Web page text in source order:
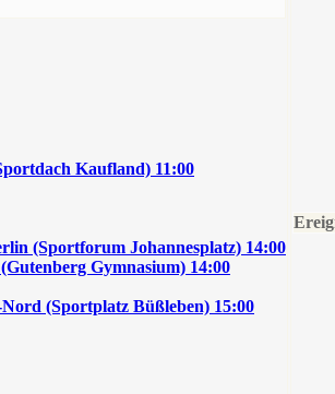
Kaufland) 11:00
(Sportforum Johannesplatz) 14:00
Gymnasium) 14:00
(Sportplatz Büßleben) 15:00